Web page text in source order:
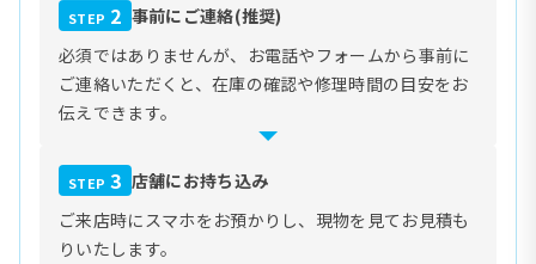
STEP 2 事前にご連絡(推奨)
必須ではありませんが、お電話やフォームから事前に
ご連絡いただくと、在庫の確認や修理時間の目安をお
伝えできます。
STEP 3 店舗にお持ち込み
ご来店時にスマホをお預かりし、現物を見てお見積も
りいたします。